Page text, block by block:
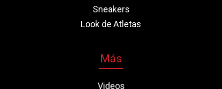
Sneakers
Look de Atletas
Más
Videos